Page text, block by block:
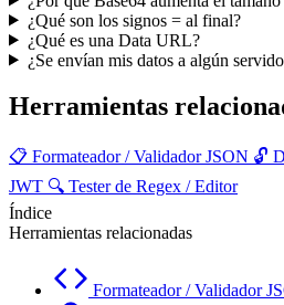
¿Qué son los signos = al final?
¿Qué es una Data URL?
¿Se envían mis datos a algún
Herramientas
📋 Formateador / Validador JSON 🔓
JWT 🔍 Tester de Regex / Editor
Índice
Herramientas relacionadas
Formateador / Validador